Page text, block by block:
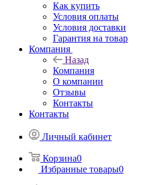
Как купить
Условия оплаты
Условия доставки
Гарантия на товар
Компания
Назад
Компания
О компании
Отзывы
Контакты
Контакты
Личный кабинет
Корзина0
Избранные товары0